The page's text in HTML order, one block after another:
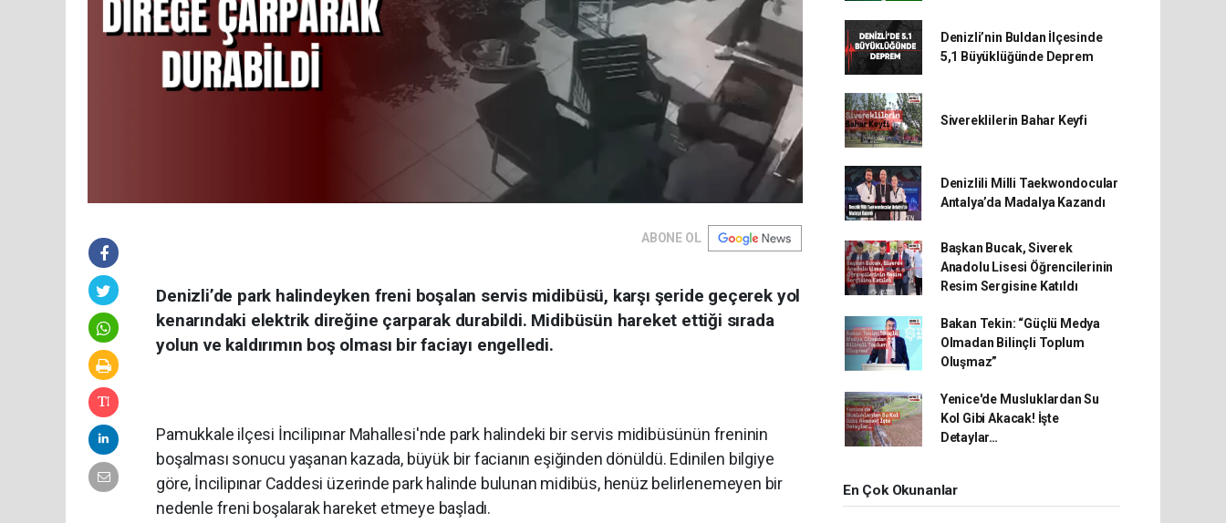
ABONE OL
Denizli’de park halindeyken freni boşalan servis midibüsü, karşı şeride geçerek yol
kenarındaki elektrik direğine çarparak durabildi. Midibüsün hareket ettiği sırada
yolun ve kaldırımın boş olması bir faciayı engelledi.
Pamukkale ilçesi İncilipınar Mahallesi'nde park halindeki bir servis midibüsünün freninin
boşalması sonucu yaşanan kazada, büyük bir facianın eşiğinden dönüldü. Edinilen bilgiye
göre, İncilipınar Caddesi üzerinde park halinde bulunan midibüs, henüz belirlenemeyen bir
nedenle freni boşalarak hareket etmeye başladı.
Denizli’nin Buldan İlçesinde
5,1 Büyüklüğünde Deprem
Sivereklilerin Bahar Keyfi
Denizlili Milli Taekwondocular
Antalya’da Madalya Kazandı
Başkan Bucak, Siverek
Anadolu Lisesi Öğrencilerinin
Resim Sergisine Katıldı
Bakan Tekin: “Güçlü Medya
Olmadan Bilinçli Toplum
Oluşmaz”
Yenice'de Musluklardan Su
Kol Gibi Akacak! İşte
Detaylar…
En Çok Okunanlar